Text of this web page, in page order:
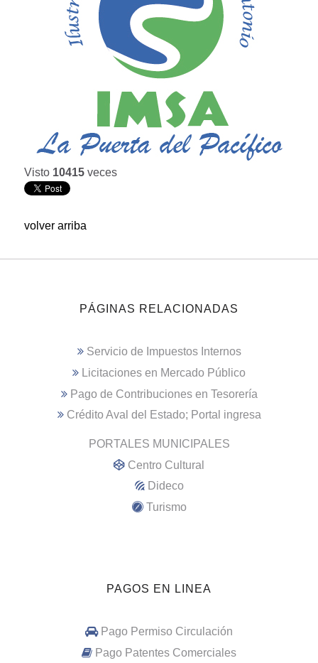
Visto 10415 veces
volver arriba
PÁGINAS RELACIONADAS
Servicio de Impuestos Internos
Licitaciones en Mercado Público
Pago de Contribuciones en Tesorería
Crédito Aval del Estado; Portal ingresa
PORTALES MUNICIPALES
Centro Cultural
Dideco
Turismo
PAGOS EN LINEA
Pago Permiso Circulación
Pago Patentes Comerciales